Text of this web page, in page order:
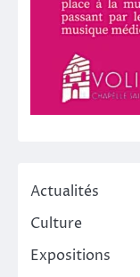
Actualités
Culture
Expositions